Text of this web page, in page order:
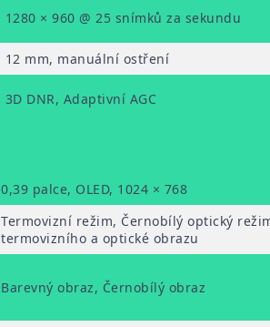
1280 × 960 @ 25 snímků za sekundu
12 mm, manuální ostření
3D DNR, Adaptivní AGC
0,39 palce, OLED, 1024 × 768
Termovizní režim, Černobílý optický
termovizního a optické obrazu
Barevný obraz, Černobílý obraz